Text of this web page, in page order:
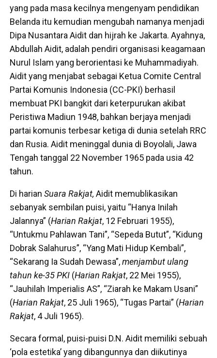
yang pada masa kecilnya mengenyam pendidikan
Belanda itu kemudian mengubah namanya menjadi
Dipa Nusantara Aidit dan hijrah ke Jakarta. Ayahnya,
Abdullah Aidit, adalah pendiri organisasi keagamaan
Nurul Islam yang berorientasi ke Muhammadiyah.
Aidit yang menjabat sebagai Ketua Comite Central
Partai Komunis Indonesia (CC-PKI) berhasil
membuat PKI bangkit dari keterpurukan akibat
Peristiwa Madiun 1948, bahkan berjaya menjadi
partai komunis terbesar ketiga di dunia setelah RRC
dan Rusia. Aidit meninggal dunia di Boyolali, Jawa
Tengah tanggal 22 November 1965 pada usia 42
tahun.
Di harian Suara Rakjat, Aidit memublikasikan
sebanyak sembilan puisi, yaitu “Hanya Inilah
Jalannya” (Harian Rakjat, 12 Februari 1955),
“Untukmu Pahlawan Tani”, “Sepeda Butut”, “Kidung
Dobrak Salahurus”, “Yang Mati Hidup Kembali”,
“Sekarang Ia Sudah Dewasa”,menjambut ulang
tahun ke-35 PKI (Harian Rakjat, 22 Mei 1955),
“Jauhilah Imperialis AS”, “Ziarah ke Makam Usani”
(Harian Rakjat, 25 Juli 1965), “Tugas Partai” (Harian
Rakjat, 4 Juli 1965).
Secara formal, puisi-puisi D.N. Aidit memiliki sebuah
‘pola estetika’ yang dibangunnya dan diikutinya